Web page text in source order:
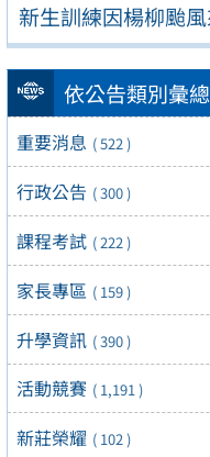
新生訓練因楊柳颱
依公告類別彙總
重要消息 ( 522 )
行政公告 ( 300 )
課程考試 ( 222 )
家長專區 ( 159 )
升學資訊 ( 390 )
活動競賽 ( 1,191 )
新莊榮耀 ( 102 )